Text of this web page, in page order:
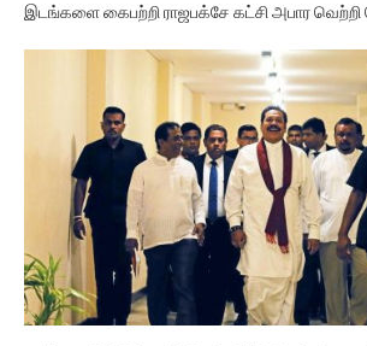
இடங்களை கைபற்றி ராஜபக்சே கட்சி அபார வெற்றி